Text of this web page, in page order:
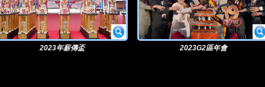
2023年薪傳盃 2023G2區年會